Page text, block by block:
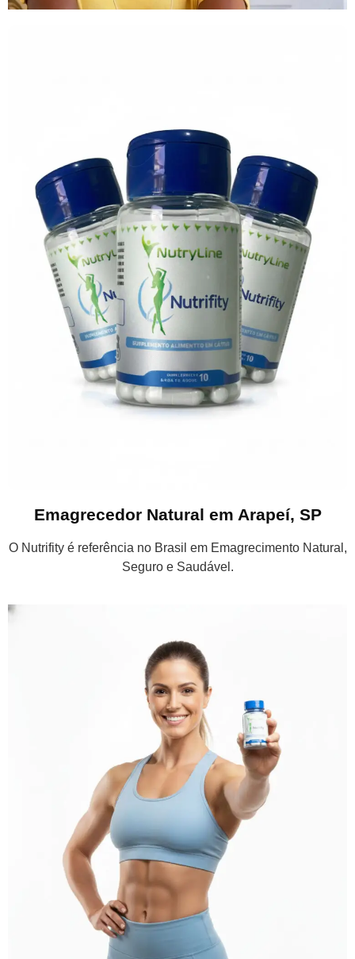
Emagrecedor Natural em Arapeí, SP
O Nutrifity é referência no Brasil em Emagrecimento Natural,
Seguro e Saudável.